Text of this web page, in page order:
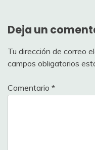
Deja un
Tu dirección de correo
campos obligatorios
Comentario *